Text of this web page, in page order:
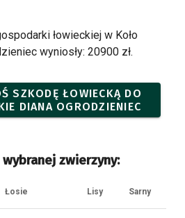
łowieckiej w Koło
wyniosły: 20900 zł.
SZKODĘ ŁOWIECKĄ DO
DIANA OGRODZIENIEC
zwierzyny:
Łosie Lisy Sarny